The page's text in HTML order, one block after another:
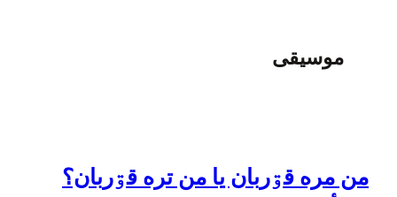
موسیقی
من مره قۊربان یا من تره قۊربان؟